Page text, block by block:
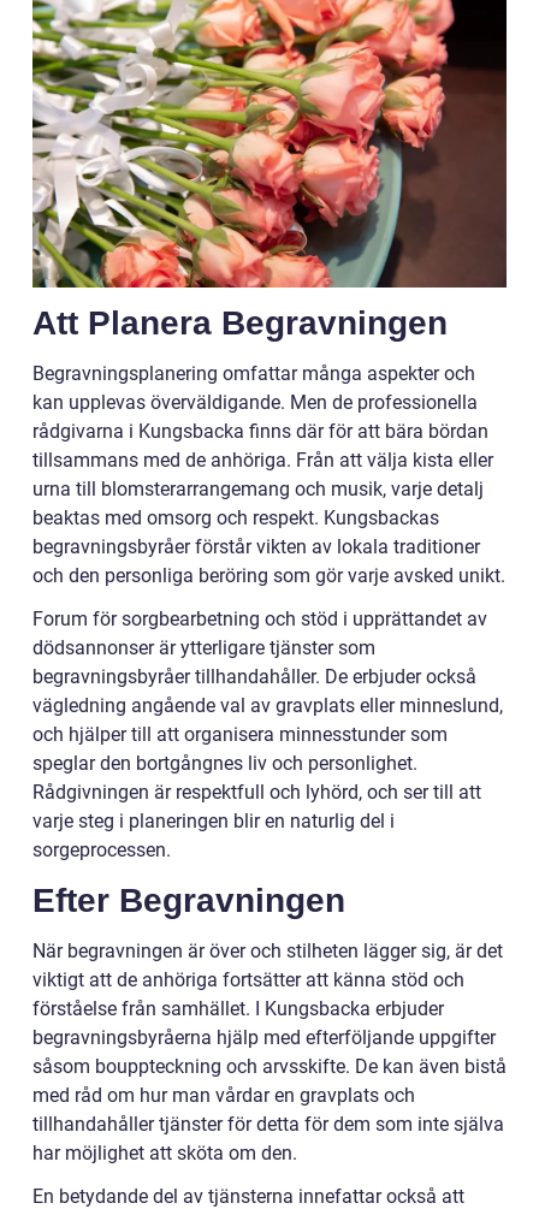
Att Planera Begravningen
Begravningsplanering omfattar många aspekter och
kan upplevas överväldigande. Men de professionella
rådgivarna i Kungsbacka finns där för att bära bördan
tillsammans med de anhöriga. Från att välja kista eller
urna till blomsterarrangemang och musik, varje detalj
beaktas med omsorg och respekt. Kungsbackas
begravningsbyråer förstår vikten av lokala traditioner
och den personliga beröring som gör varje avsked unikt.
Forum för sorgbearbetning och stöd i upprättandet av
dödsannonser är ytterligare tjänster som
begravningsbyråer tillhandahåller. De erbjuder också
vägledning angående val av gravplats eller minneslund,
och hjälper till att organisera minnesstunder som
speglar den bortgångnes liv och personlighet.
Rådgivningen är respektfull och lyhörd, och ser till att
varje steg i planeringen blir en naturlig del i
sorgeprocessen.
Efter Begravningen
När begravningen är över och stilheten lägger sig, är det
viktigt att de anhöriga fortsätter att känna stöd och
förståelse från samhället. I Kungsbacka erbjuder
begravningsbyråerna hjälp med efterföljande uppgifter
såsom bouppteckning och arvsskifte. De kan även bistå
med råd om hur man vårdar en gravplats och
tillhandahåller tjänster för detta för dem som inte själva
har möjlighet att sköta om den.
En betydande del av tjänsterna innefattar också att